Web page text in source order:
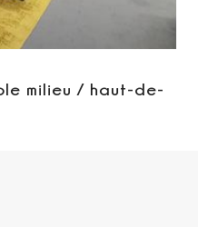
milieu / haut-de-